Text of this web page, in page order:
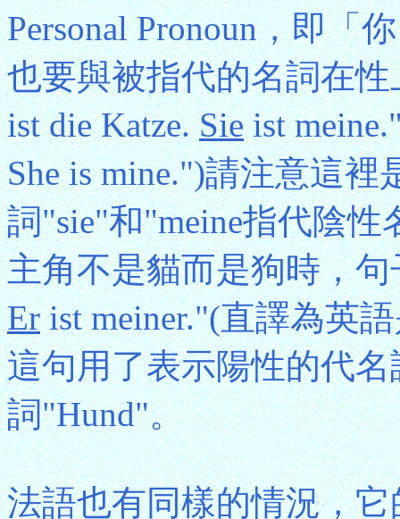
Personal Pronoun，即「
也要與被指代的名詞在
ist die Katze.Sieist
She is mine.")請注意這
詞"sie"和"meine指代陰
主角不是貓而是狗時，句
Erist meiner."(直譯為英語
這句用了表示陽性的代
詞"Hund"。
法語也有同樣的情況，